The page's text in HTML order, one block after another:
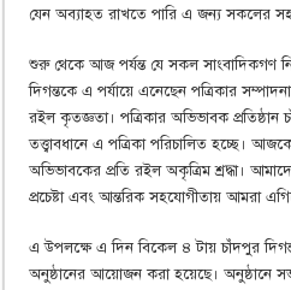
যেন অব্যাহত রাখতে পারি এ জন্য সকলের
শুরু থেকে আজ পর্যন্ত যে সকল সাংবাদিকগণ
দিগন্তকে এ পর্যায়ে এনেছেন পত্রিকার
রইল কৃতজ্ঞতা। পত্রিকার অভিভাবক প্রতিষ্ঠান
তত্ত্বাবধানে এ পত্রিকা পরিচালিত হচ্ছে।
অভিভাবকের প্রতি রইল অকৃত্রিম শ্রদ্ধা।
প্রচেষ্টা এবং আন্তরিক সহযোগীতায় আমরা
এ উপলক্ষে এ দিন বিকেল ৪ টায় চাঁদপুর
অনুষ্ঠানের আয়োজন করা হয়েছে। অনুষ্ঠানে